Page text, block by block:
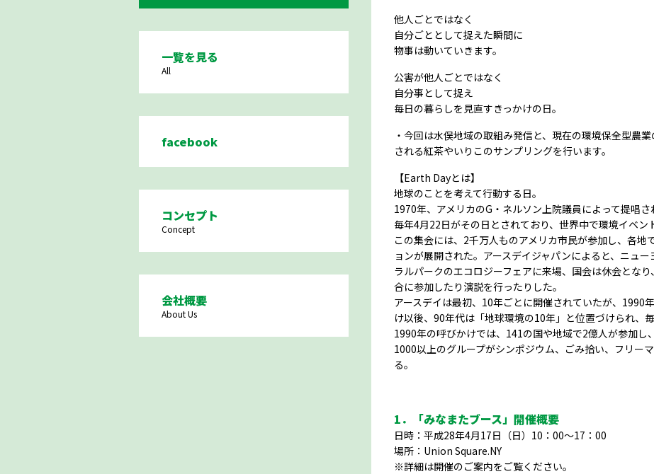
一覧を見る
All
facebook
コンセプト
Concept
会社概要
About Us
他人ごとではなく
自分ごととして捉えた瞬間に
物事は動いていきます。
公害が他人ごとではなく
自分事として捉え
毎日の暮らしを見直すきっかけの日。
・今回は水俣地域の取組み発信と、現在の環境保全型農
される紅茶やいりこのサンプリングを行います。
【Earth Dayとは】
地球のことを考えて行動する日。
1970年、アメリカのG・ネルソン上院議員によって提唱さ
毎年4月22日がその日とされており、世界中で環境イベン
この集会には、2千万人ものアメリカ市民が参加し、各地
ョンが展開された。アースデイジャパンによると、ニュ
ラルパークのエコロジーフェアに来場、国会は休会とな
合に参加したり演説を行ったりした。
アースデイは最初、10年ごとに開催されていたが、1990
け以後、90年代は「地球環境の10年」と位置づけられ、
1990年の呼びかけでは、141の国や地域で2億人が参加し
1000以上のグループがシンポジウム、ごみ拾い、フリー
る。
1．「みなまたブース」開催概要
日時：平成28年4月17日（日）10：00～17：00
場所：Union Square.NY
※詳細は開催のご案内をご覧ください。